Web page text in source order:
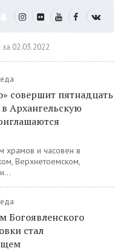
02.03.2022
совершит пятнадцать
Архангельскую
храмов и часовен в
Верхнетоемском,
Богоявленского
стал